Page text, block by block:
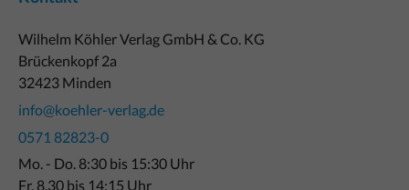
Wilhelm Köhler Verlag GmbH & Co. KG
Brückenkopf 2a
32423 Minden
info@koehler-verlag.de
0571 82823-0
Mo. - Do. 8:30 bis 15:30 Uhr
Fr. 8.30 bis 14:15 Uhr